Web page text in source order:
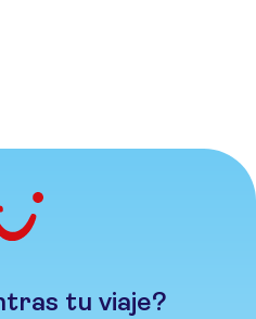
tu viaje?